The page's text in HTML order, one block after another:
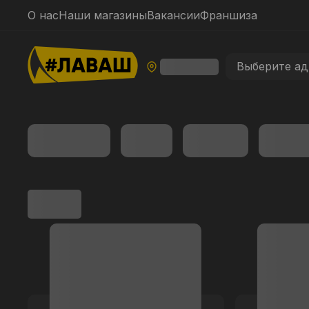
О насНаши магазиныВакансииФраншиза
Выберите